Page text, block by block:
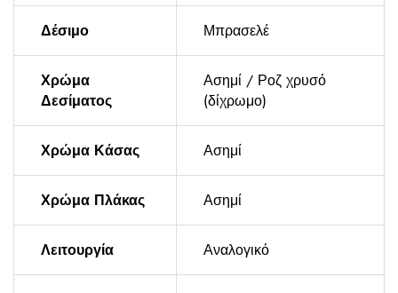
Δέσιμο Μπρασελέ
Χρώμα
Δεσίματος
Ασημί / Ροζ χρυσό
(δίχρωμο)
Χρώμα Κάσας Ασημί
Χρώμα Πλάκας Ασημί
Λειτουργία Αναλογικό